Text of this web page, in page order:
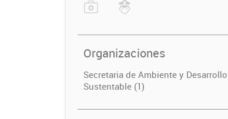
Organizaciones
Secretaria de Ambiente y Desarrollo
Sustentable (1)